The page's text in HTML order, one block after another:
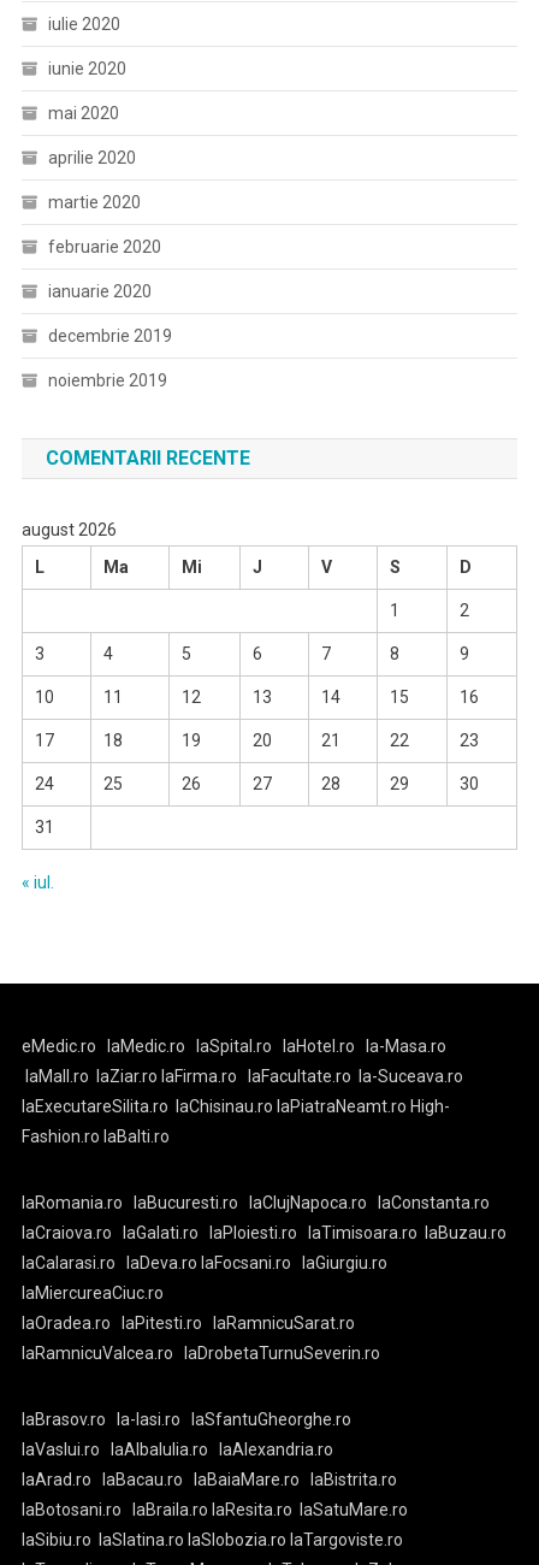
iulie 2020
iunie 2020
mai 2020
aprilie 2020
martie 2020
februarie 2020
ianuarie 2020
decembrie 2019
noiembrie 2019
COMENTARII RECENTE
august 2026
L
Ma Mi J V S D
1 2
3 4 5 6 7 8 9
10 11 12 13 14 15 16
17 18 19 20 21 22 23
24 25 26 27 28 29 30
31
« iul.
eMedic.ro laMedic.ro laSpital.ro laHotel.ro
la-Masa.ro
laMall.ro
laZiar.ro laFirma.ro laFacultate.ro
la-Suceava.ro
laExecutareSilita.ro
laChisinau.ro laPiatraNeamt.ro High-
Fashion.ro laBalti.ro
laRomania.ro laBucuresti.ro laClujNapoca.ro
laConstanta.ro
laCraiova.ro
laGalati.ro laPloiesti.ro laTimisoara.ro
laBuzau.ro
laCalarasi.ro
laDeva.ro laFocsani.ro
laGiurgiu.ro
laMiercureaCiuc.ro
laOradea.ro
laPitesti.ro
laRamnicuSarat.ro
laRamnicuValcea.ro
laDrobetaTurnuSeverin.ro
laBrasov.ro la-Iasi.ro
laSfantuGheorghe.ro
laVaslui.ro
laAlbaIulia.ro
laAlexandria.ro
laArad.ro
laBacau.ro laBaiaMare.ro
laBistrita.ro
laBotosani.ro
laBraila.ro laResita.ro
laSatuMare.ro
laSibiu.ro
laSlatina.ro laSlobozia.ro laTargoviste.ro